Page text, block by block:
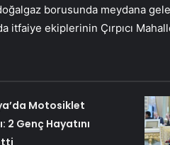
borusunda meydana
itfaiye ekiplerinin Çırpıcı
Motosiklet
2 Genç Hayatını